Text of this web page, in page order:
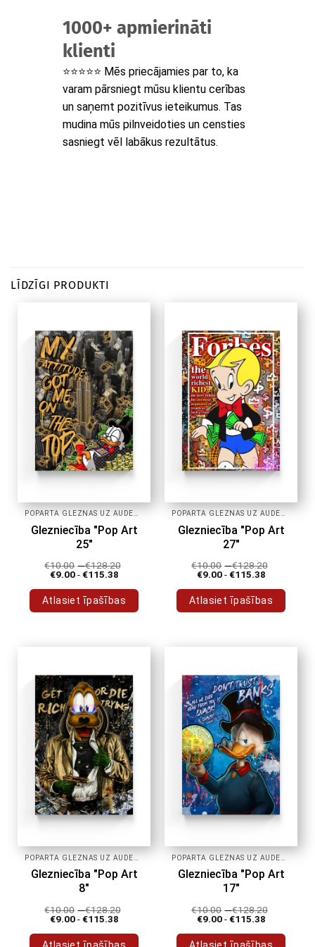
1000+ apmierināti
klienti
⭐⭐⭐⭐⭐ Mēs priecājamies par to, ka
varam pārsniegt mūsu klientu cerības
un saņemt pozitīvus ieteikumus. Tas
mudina mūs pilnveidoties un censties
sasniegt vēl labākus rezultātus.
LĪDZĪGI PRODUKTI
Glezniecība "Pop Art
25"
€10.00 -€128.20
€9.00-€115.38
Atlasiet īpašības
varianti.
Variantus
var
izvēlēties
produkta
lapā
Glezniecība "Pop Art
27"
€10.00 -€128.20
€9.00-€115.38
Atlasiet īpašības
varianti.
Variantus
var
izvēlēties
produkta
lapā
Glezniecība "Pop Art
8"
€10.00 -€128.20
€9.00-€115.38
Atlasiet īpašības
Glezniecība "Pop Art
17"
€10.00 -€128.20
€9.00-€115.38
Atlasiet īpašības